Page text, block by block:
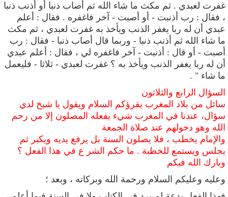
غفرت لعبدي . ثم مكث ما شاء الله ثم أصاب ذنبا أو أذنب ذنبا
، فقال : رب أذنبت - أو أصبت - آخر فاغفره . فقال : أعلم
عبدي أن له ربا يغفر الذنب ويأخذ به غفرت لعبدي ، ثم مكث
ما شاء الله ثم أذنب ذنبا - وربما قال أصاب ذنبا - فقال : رب
أصبت - أو قال : أذنبت - آخر فاغفره لي ، فقال : أعلم عبدي
أن له ربا يغفر الذنب ويأخذ به ؟ غفرت لعبدي - ثلاثا - فليعمل
ما شاء " .
السؤال الرابع والثلاثون
سائل من بلاد المغرب يقرؤكم السلام ويقول يا شيخ لدي
سؤال، عندنا في المغرب شيء يفعله المصلون إلا من رحم
الله وهو دخولهم عند صلاة الجمعة
والإمام يخطب ، فلا يصلون السنة بل يرفع يديه ويكبر ثم
يجلس ويستمع للخطبة . ما حكم الشر ع في هذا الفعل ؟
وبارك الله فيكم
وعليه وعليكم السلام ورحمة الله وبركاته ، وبعد ؛